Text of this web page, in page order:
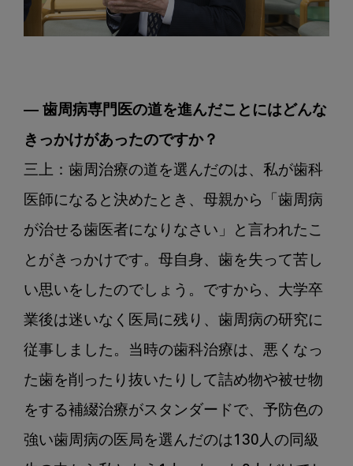
― 歯周病専門医の道を進んだことにはどんな
きっかけがあったのですか？
三上：歯周治療の道を選んだのは、私が歯科
医師になると決めたとき、母親から「歯周病
が治せる歯医者になりなさい」と言われたこ
とがきっかけです。母自身、歯を失って苦し
い思いをしたのでしょう。ですから、大学卒
業後は迷いなく医局に残り、歯周病の研究に
従事しました。当時の歯科治療は、悪くなっ
た歯を削ったり抜いたりして詰め物や被せ物
をする補綴治療がスタンダードで、予防色の
強い歯周病の医局を選んだのは130人の同級